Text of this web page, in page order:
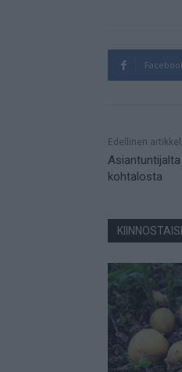
Mainos
Edellinen artikkeli
kohtalosta